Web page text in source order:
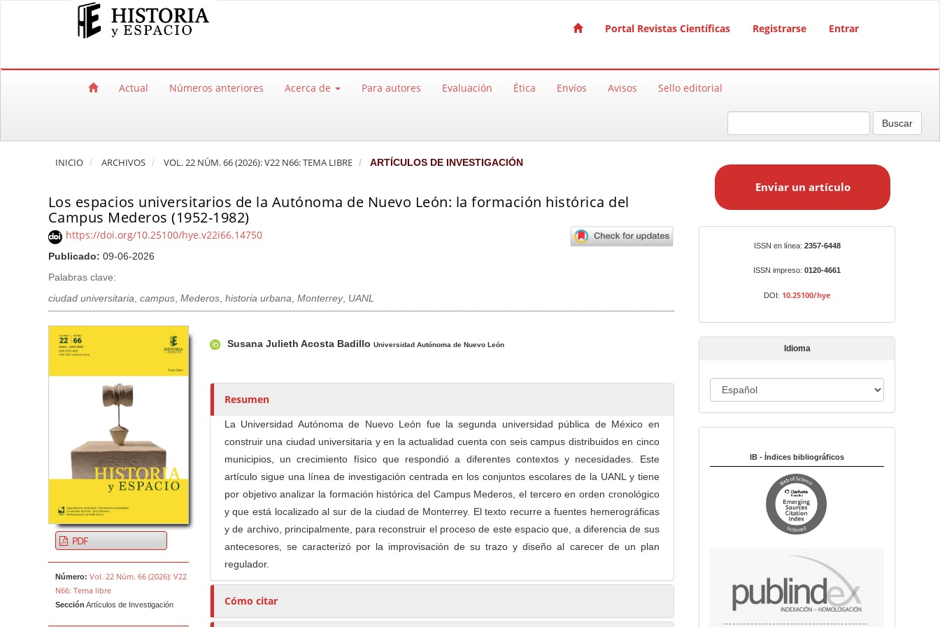
Salto rápido al contenido de la página
Navegación principal
Portal Revistas Científicas Registrarse Entrar
Actual Números anteriores Acerca de Para autores Evaluación Ética Envíos Avisos Sello editorial
Buscar
INICIO ARCHIVOS VOL. 22 NÚM. 66 (2026): V22 N66: TEMA LIBRE ARTÍCULOS DE INVESTIGACIÓN
Los espacios universitarios de la Autónoma de Nuevo León: la formación histórica del
Campus Mederos (1952-1982)
https://doi.org/10.25100/hye.v22i66.14750
Publicado: 09-06-2026
Palabras clave:
ciudad universitaria, campus, Mederos, historia urbana, Monterrey, UANL
Barra lateral del artículo
PDF
Número: Vol. 22 Núm. 66 (2026): V22
N66: Tema libre
Sección Artículos de Investigación
u
o
e
Susana Julieth Acosta Badillo Universidad Autónoma de Nuevo León
Resumen
La Universidad Autónoma de Nuevo León fue la segunda universidad pública de México en
construir una ciudad universitaria y en la actualidad cuenta con seis campus distribuidos en cinco
municipios, un crecimiento físico que respondió a diferentes contextos y necesidades. Este
artículo sigue una línea de investigación centrada en los conjuntos escolares de la UANL y tiene
por objetivo analizar la formación histórica del Campus Mederos, el tercero en orden cronológico
y que está localizado al sur de la ciudad de Monterrey. El texto recurre a fuentes hemerográficas
y de archivo, principalmente, para reconstruir el proceso de este espacio que, a diferencia de sus
antecesores, se caracterizó por la improvisación de su trazo y diseño al carecer de un plan
regulador.
Cómo citar
a
t
í
o
Enviar un artículo
ISSN en línea: 2357-6448
ISSN impreso: 0120-4661
DOI: 10.25100/hye
Idioma
d
m
a
IB - Índices bibliográficos